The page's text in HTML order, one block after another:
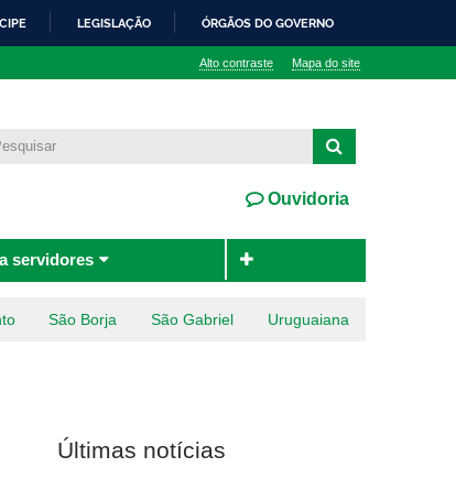
LEGISLAÇÃO ÓRGÃOS DO GOVERNO
Alto contraste Mapa do site
Ouvidoria
servidores
São Borja São Gabriel Uruguaiana
Últimas notícias